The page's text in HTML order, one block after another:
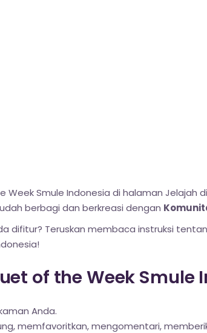
Smule Indonesia di halaman Jelajah
berbagi dan berkreasi dengan
difitur? Teruskan membaca instruksi
of the Week Smule
Anda.
memfavoritkan, mengomentari,